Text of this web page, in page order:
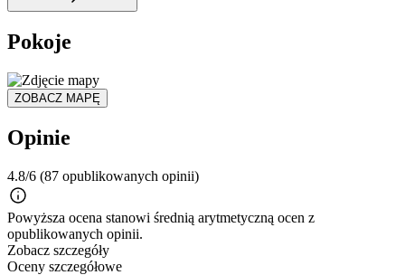
Pokoje
ZOBACZ MAPĘ
Opinie
4.8/6 (87 opublikowanych opinii)
Powyższa ocena stanowi średnią arytmetyczną ocen z
opublikowanych opinii.
Zobacz szczegóły
Oceny szczegółowe